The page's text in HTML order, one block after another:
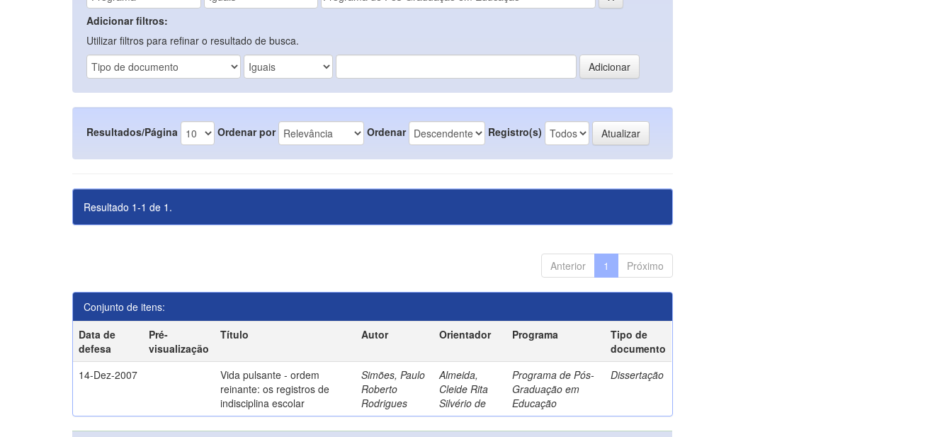
Adicionar filtros:
Utilizar filtros para refinar o resultado de busca.
Resultados/Página Ordenar por Ordenar Registro(s)
Resultado 1-1 de 1.
Anterior 1 Próximo
Conjunto de itens:
Data de
defesa
Pré-
visualização
Título Autor Orientador Programa
Tipo de
documento
14-Dez-2007
Vida pulsante - ordem
reinante: os registros de
indisciplina escolar
Simões, Paulo
Roberto
Rodrigues
Almeida,
Cleide Rita
Silvério de
Programa de Pós-
Graduação em
Educação
Dissertação